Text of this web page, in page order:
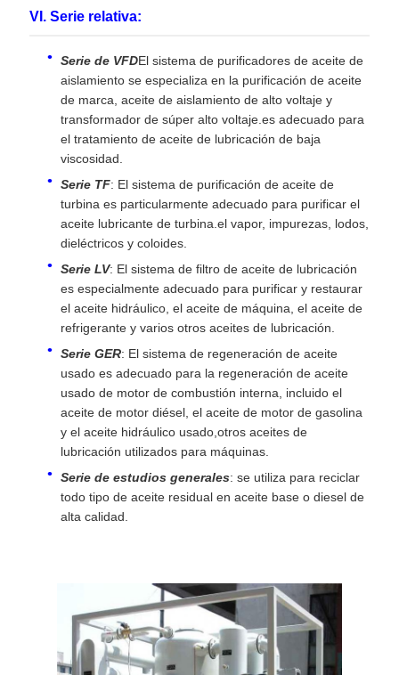
VI. Serie relativa:
Serie de VFDEl sistema de purificadores de aceite de
aislamiento se especializa en la purificación de aceite
de marca, aceite de aislamiento de alto voltaje y
transformador de súper alto voltaje.es adecuado para
el tratamiento de aceite de lubricación de baja
viscosidad.
Serie TF: El sistema de purificación de aceite de
turbina es particularmente adecuado para purificar el
aceite lubricante de turbina.el vapor, impurezas, lodos,
dieléctricos y coloides.
Serie LV: El sistema de filtro de aceite de lubricación
es especialmente adecuado para purificar y restaurar
el aceite hidráulico, el aceite de máquina, el aceite de
refrigerante y varios otros aceites de lubricación.
Serie GER: El sistema de regeneración de aceite
usado es adecuado para la regeneración de aceite
usado de motor de combustión interna, incluido el
aceite de motor diésel, el aceite de motor de gasolina
y el aceite hidráulico usado,otros aceites de
lubricación utilizados para máquinas.
Serie de estudios generales: se utiliza para reciclar
todo tipo de aceite residual en aceite base o diesel de
alta calidad.